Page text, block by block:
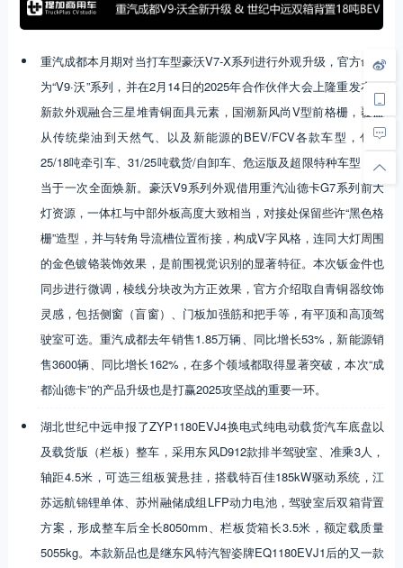
重汽成都本月期对当打车型豪沃V7-X系列进行外观升级，官方命名
为“V9·沃”系列，并在2月14日的2025年合作伙伴大会上隆重发布。
新款外观融合三星堆青铜面具元素，国潮新风尚V型前格栅，覆盖
从传统柴油到天然气、以及新能源的BEV/FCV各款车型，包括
25/18吨牵引车、31/25吨载货/自卸车、危运版及超限特种车型，相
当于一次全面焕新。豪沃V9系列外观借用重汽汕德卡G7系列前大
灯资源，一体杠与中部外板高度大致相当，对接处保留些许“黑色格
栅”造型，并与转角导流槽位置衔接，构成V字风格，连同大灯周围
的金色镀铬装饰效果，是前围视觉识别的显著特征。本次钣金件也
同步进行微调，棱线分块改为方正效果，官方介绍取自青铜器纹饰
灵感，包括侧窗（盲窗）、门板加强筋和把手等，有平顶和高顶驾
驶室可选。重汽成都去年销售1.85万辆、同比增长53%，新能源销
售3600辆、同比增长162%，在多个领域都取得显著突破，本次“成
都汕德卡”的产品升级也是打赢2025攻坚战的重要一环。
湖北世纪中远申报了ZYP1180EVJ4换电式纯电动载货汽车底盘以
及载货版（栏板）整车，采用东风D912款排半驾驶室、准乘3人，
轴距4.5米，可选三组板簧悬挂，搭载特百佳185kW驱动系统，江
苏远航锦锂单体、苏州融储成组LFP动力电池，驾驶室后双箱背置
方案，形成整车后全长8050mm、栏板货箱长3.5米，额定载质量
5055kg。本款新品也是继东风特汽智姿牌EQ1180EVJ1后的又一款